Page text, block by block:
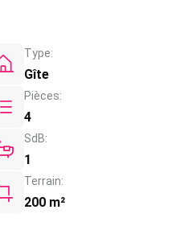
Type:
Gîte
Pièces:
4
SdB:
1
Terrain:
200 m²